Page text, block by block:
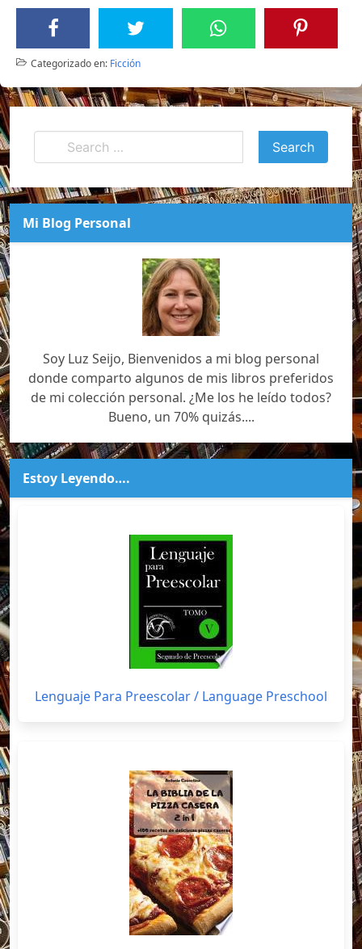
Categorizado en: Ficción
Mi Blog Personal
Soy Luz Seijo, Bienvenidos a mi blog personal
donde comparto algunos de mis libros preferidos
de mi colección personal. ¿Me los he leído todos?
Bueno, un 70% quizás....
Estoy Leyendo….
Lenguaje Para Preescolar / Language Preschool